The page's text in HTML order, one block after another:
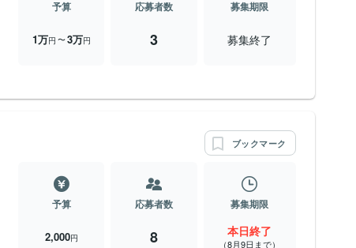
予算
1万円 〜3万円
応募者数
3
募集期限
募集終了
ブックマーク
予算
2,000円
応募者数
8
募集期限
本日終了
（8月9日まで）